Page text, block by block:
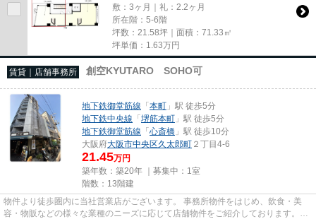
敷：3ヶ月｜礼：2.2ヶ月
所在階：5-6階
坪数：21.58坪｜面積：71.33㎡
坪単価： 1.63万円
賃貸｜店舗事務所 創空KYUTARO SOHO可
地下鉄御堂筋線 「本町 」駅 徒歩5分
地下鉄中央線 「堺筋本町 」駅 徒歩5分
地下鉄御堂筋線 「心斎橋 」駅 徒歩10分
大阪府大阪市中央区久太郎町 ２丁目4-6
21.45万円
築年数：築20年 ｜募集中： 1室
階数：13階建
物件より徒歩圏内に当社営業店がございます。 事務所物件をはじめ、飲食・美
容・物販などの様々な業種のニーズに応じて店舗物件をご紹介しております。